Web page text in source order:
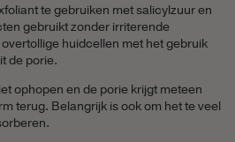
te gebruiken met salicylzuur en
gebruikt zonder irriterende
huidcellen met het gebruik
de porie.
ophopen en de porie krijgt meteen
terug. Belangrijk is ook om het te veel